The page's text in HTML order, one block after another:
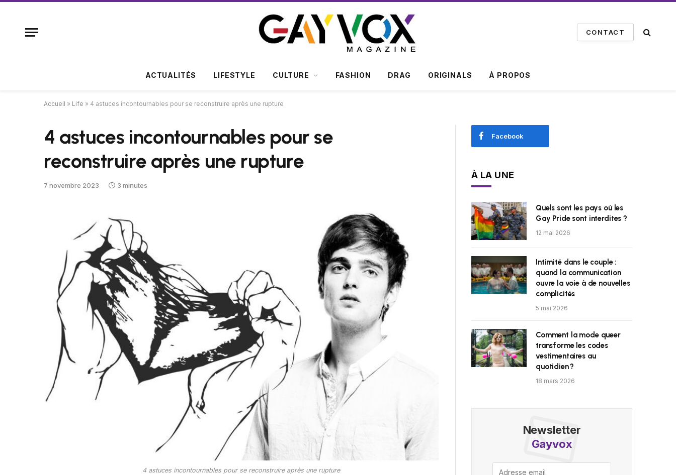
CONTACT
ACTUALITÉS LIFESTYLE CULTURE FASHION DRAG ORIGINALS À PROPOS
Accueil » Life » 4 astuces incontournables pour se reconstruire après une rupture
4 astuces incontournables pour se
reconstruire après une rupture
7 novembre 2023 3 minutes
4 astuces incontournables pour se reconstruire après une rupture
Facebook
À LA UNE
Quels sont les pays où les
Gay Pride sont interdites ?
12 mai 2026
Intimité dans le couple :
quand la communication
ouvre la voie à de nouvelles
complicités
5 mai 2026
Comment la mode queer
transforme les codes
vestimentaires au
quotidien ?
18 mars 2026
Newsletter
Gayvox